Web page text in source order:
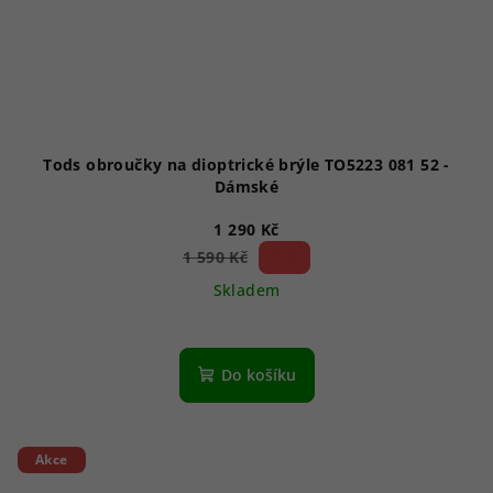
Tods obroučky na dioptrické brýle TO5223 081 52 -
Dámské
1 290 Kč
1 590 Kč
Skladem
Do košíku
Akce